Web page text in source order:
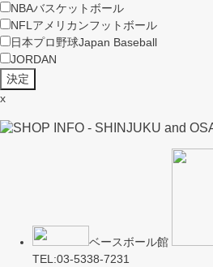
NBAバスケットボール
NFL アメリカンフットボール
日本プロ野球Japan Baseball
JORDAN
x
ベースボール館
TEL:03-5338-7231